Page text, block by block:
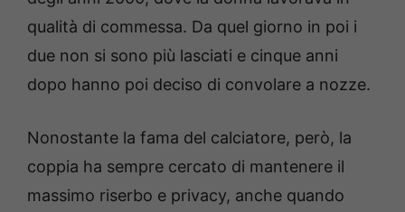
qualità di commessa. Da quel giorno in poi i
due non si sono più lasciati e cinque anni
dopo hanno poi deciso di convolare a nozze.
Nonostante la fama del calciatore, però, la
coppia ha sempre cercato di mantenere il
massimo riserbo e privacy, anche quando